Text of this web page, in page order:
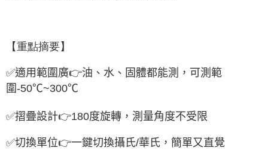
【重點摘要】
✅適用範圍廣👉油、水、固體都能測， 可測範
圍-50℃~300℃
✅摺疊設計👉180度旋轉，測量角度不受限
✅切換單位👉一鍵切換攝氏/華氏，簡單又直覺